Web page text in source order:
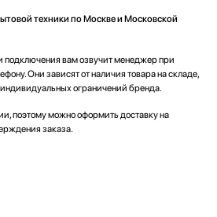
техники по Москве и Московской
подключения вам озвучит менеджер при
Они зависят от наличия товара на складе,
ограничений бренда.
поэтому можно оформить доставку на
заказа.